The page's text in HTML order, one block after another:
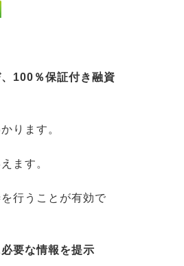
100％保証付き融資
ります。
ます。
行うことが有効で
要な情報を提示